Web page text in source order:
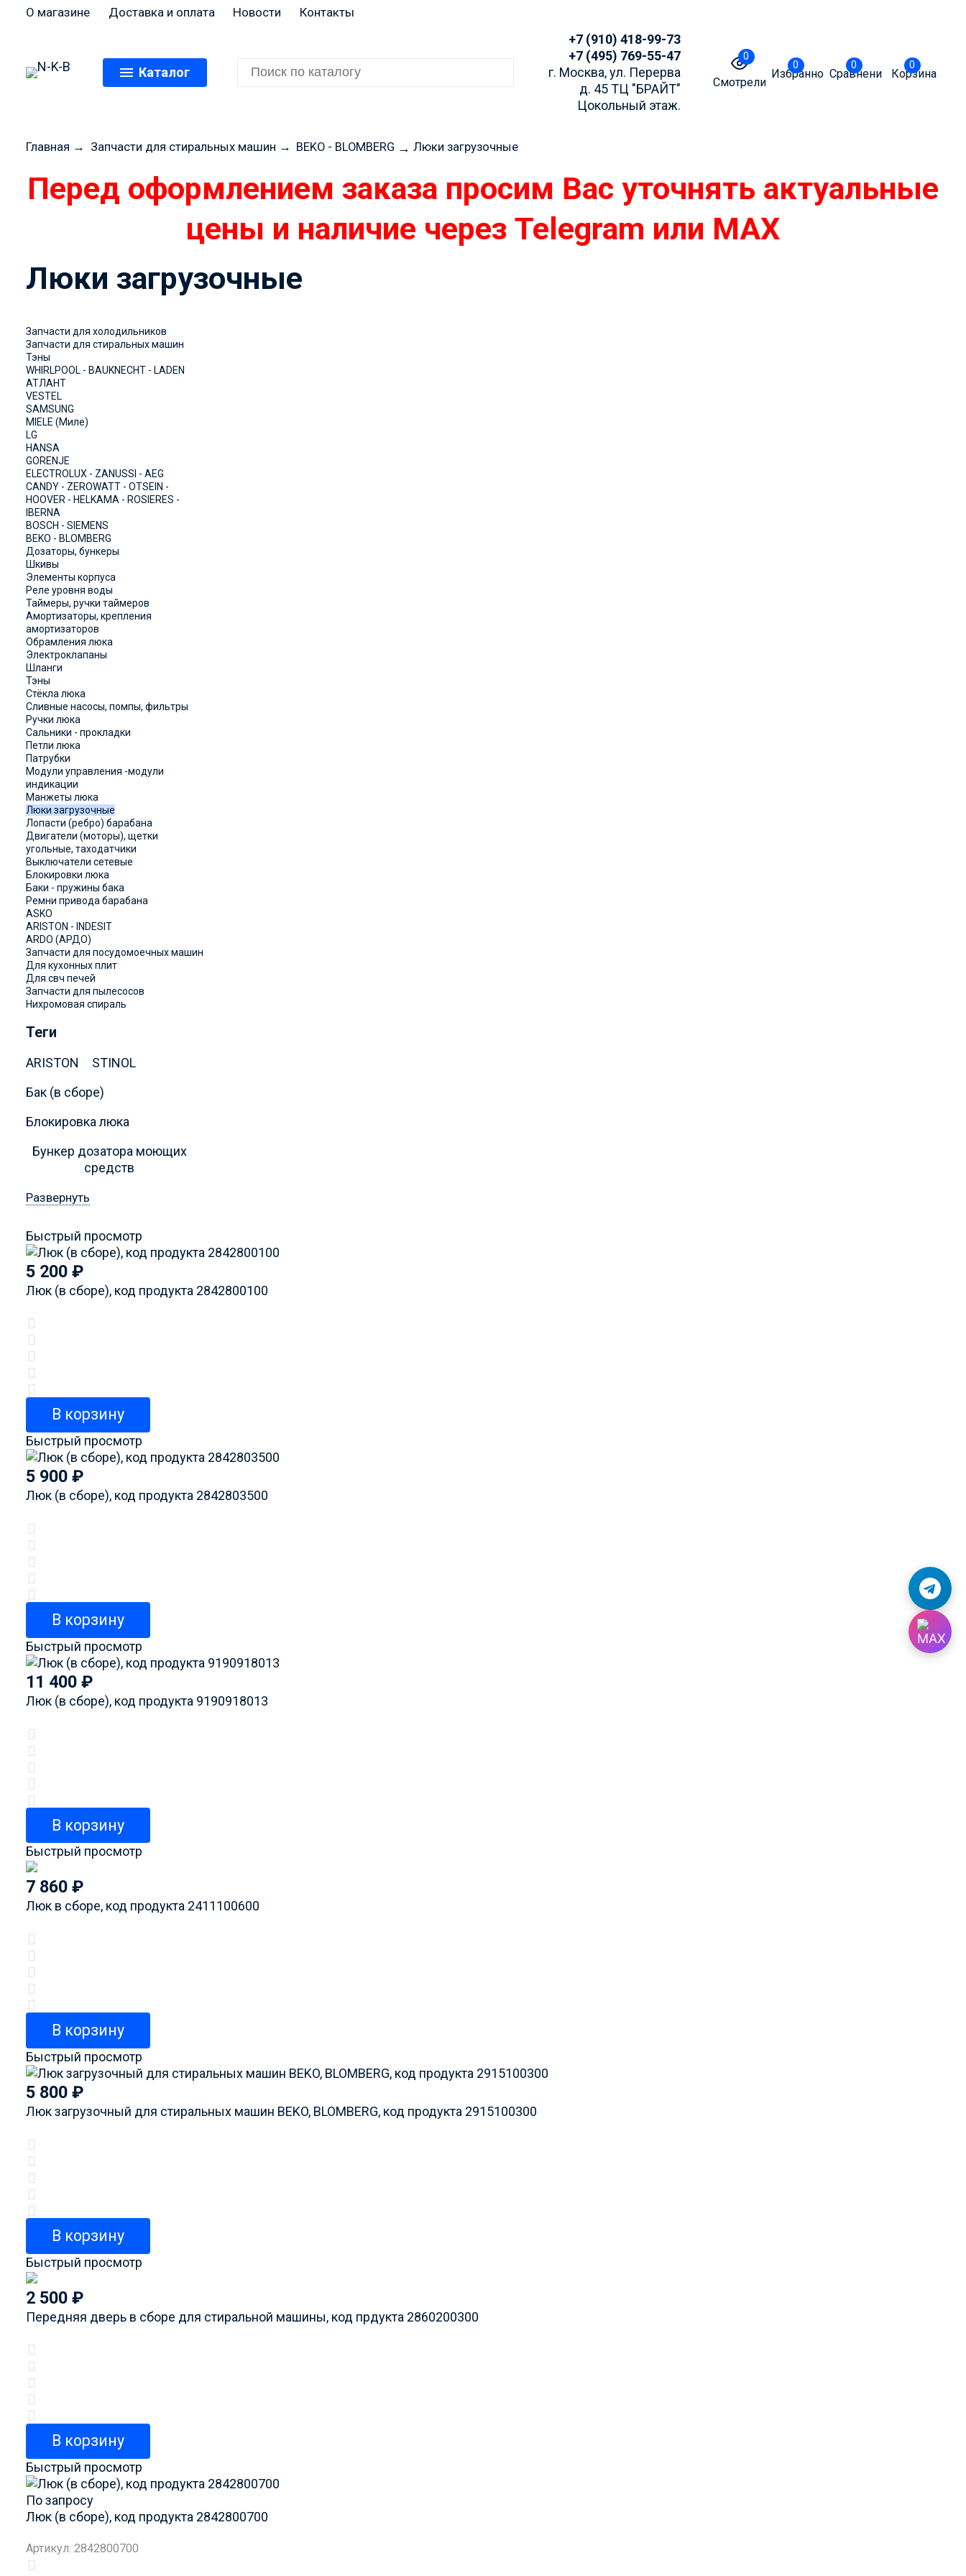
О магазине Доставка и оплата Новости Контакты
Каталог
+7 (910) 418-99-73
+7 (495) 769-55-47
г. Москва, ул. Перерва
д. 45 ТЦ "БРАЙТ"
Цокольный этаж.
0
Смотрели
0
Избранное
0
Сравнение
0
Корзина
Главная → Запчасти для стиральных машин → BEKO - BLOMBERG → Люки загрузочные
Люки загрузочные
Запчасти для холодильников
Запчасти для стиральных машин
Тэны
WHIRLPOOL - BAUKNECHT - LADEN
АТЛАНТ
VESTEL
SAMSUNG
MIELE (Миле)
LG
HANSA
GORENJE
ELECTROLUX - ZANUSSI - AEG
CANDY - ZEROWATT - OTSEIN -
HOOVER - HELKAMA - ROSIERES -
IBERNA
BOSCH - SIEMENS
BEKO - BLOMBERG
Дозаторы, бункеры
Шкивы
Элементы корпуса
Реле уровня воды
Таймеры, ручки таймеров
Амортизаторы, крепления
амортизаторов
Обрамления люка
Электроклапаны
Шланги
Тэны
Стёкла люка
Сливные насосы, помпы, фильтры
Ручки люка
Сальники - прокладки
Петли люка
Патрубки
Модули управления -модули
индикации
Манжеты люка
Люки загрузочные
Лопасти (ребро) барабана
Двигатели (моторы), щетки
угольные, таходатчики
Выключатели сетевые
Блокировки люка
Баки - пружины бака
Ремни привода барабана
ASKO
ARISTON - INDESIT
ARDO (АРДО)
Запчасти для посудомоечных машин
Для кухонных плит
Для свч печей
Запчасти для пылесосов
Нихромовая спираль
Теги
ARISTON
STINOL
Бак (в сборе)
Блокировка люка
Бункер дозатора моющих
средств
Развернуть
Быстрый просмотр
5 200 ₽
Люк (в сборе), код продукта 2842800100
В корзину
Быстрый просмотр
5 900 ₽
Люк (в сборе), код продукта 2842803500
В корзину
Быстрый просмотр
11 400 ₽
Люк (в сборе), код продукта 9190918013
В корзину
Быстрый просмотр
7 860 ₽
Люк в сборе, код продукта 2411100600
В корзину
Быстрый просмотр
5 800 ₽
Люк загрузочный для стиральных машин BEKO, BLOMBERG, код продукта 2915100300
В корзину
Быстрый просмотр
2 500 ₽
Передняя дверь в сборе для стиральной машины, код прдукта 2860200300
В корзину
Быстрый просмотр
По запросу
Люк (в сборе), код продукта 2842800700
Артикул: 2842800700